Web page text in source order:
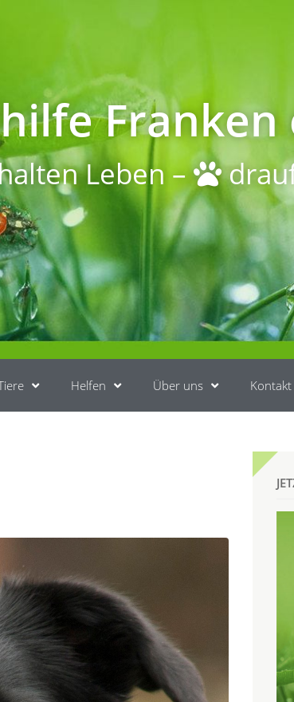
Franken
Leben –
Helfen Über uns Kontakt